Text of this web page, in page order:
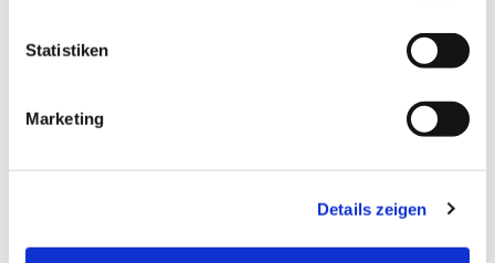
Statistiken
Marketing
Details zeigen